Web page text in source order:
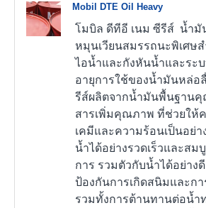
Mobil DTE Oil Heavy
โมบิล ดีทีอี เนม ซีรีส์ น้ำ
หมุนเวียนสมรรถนะพิเศษ
ไอน้ำและกังหันน้ำและระ
อายุการใช้ของน้ำมันหล่อ
รีส์ผลิตจากน้ำมันพื้นฐาน
สารเพิ่มคุณภาพ ที่ช่วยให้
เคมีและความร้อนเป็นอย่า
น้ำได้อย่างรวดเร็วและส
การ รวมตัวกับน้ำได้อย่า
ป้องกันการเกิดสนิมและก
รวมทั้งการต้านทานต่อน้ำ